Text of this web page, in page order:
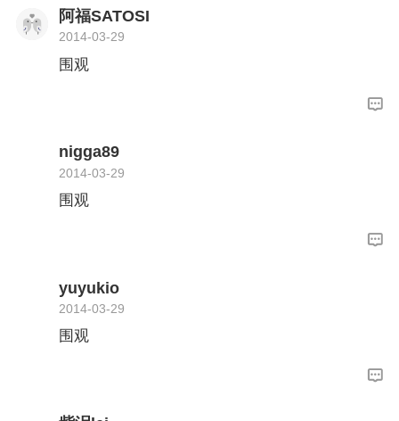
阿福SATOSI
2014-03-29
围观
nigga89
2014-03-29
围观
yuyukio
2014-03-29
围观